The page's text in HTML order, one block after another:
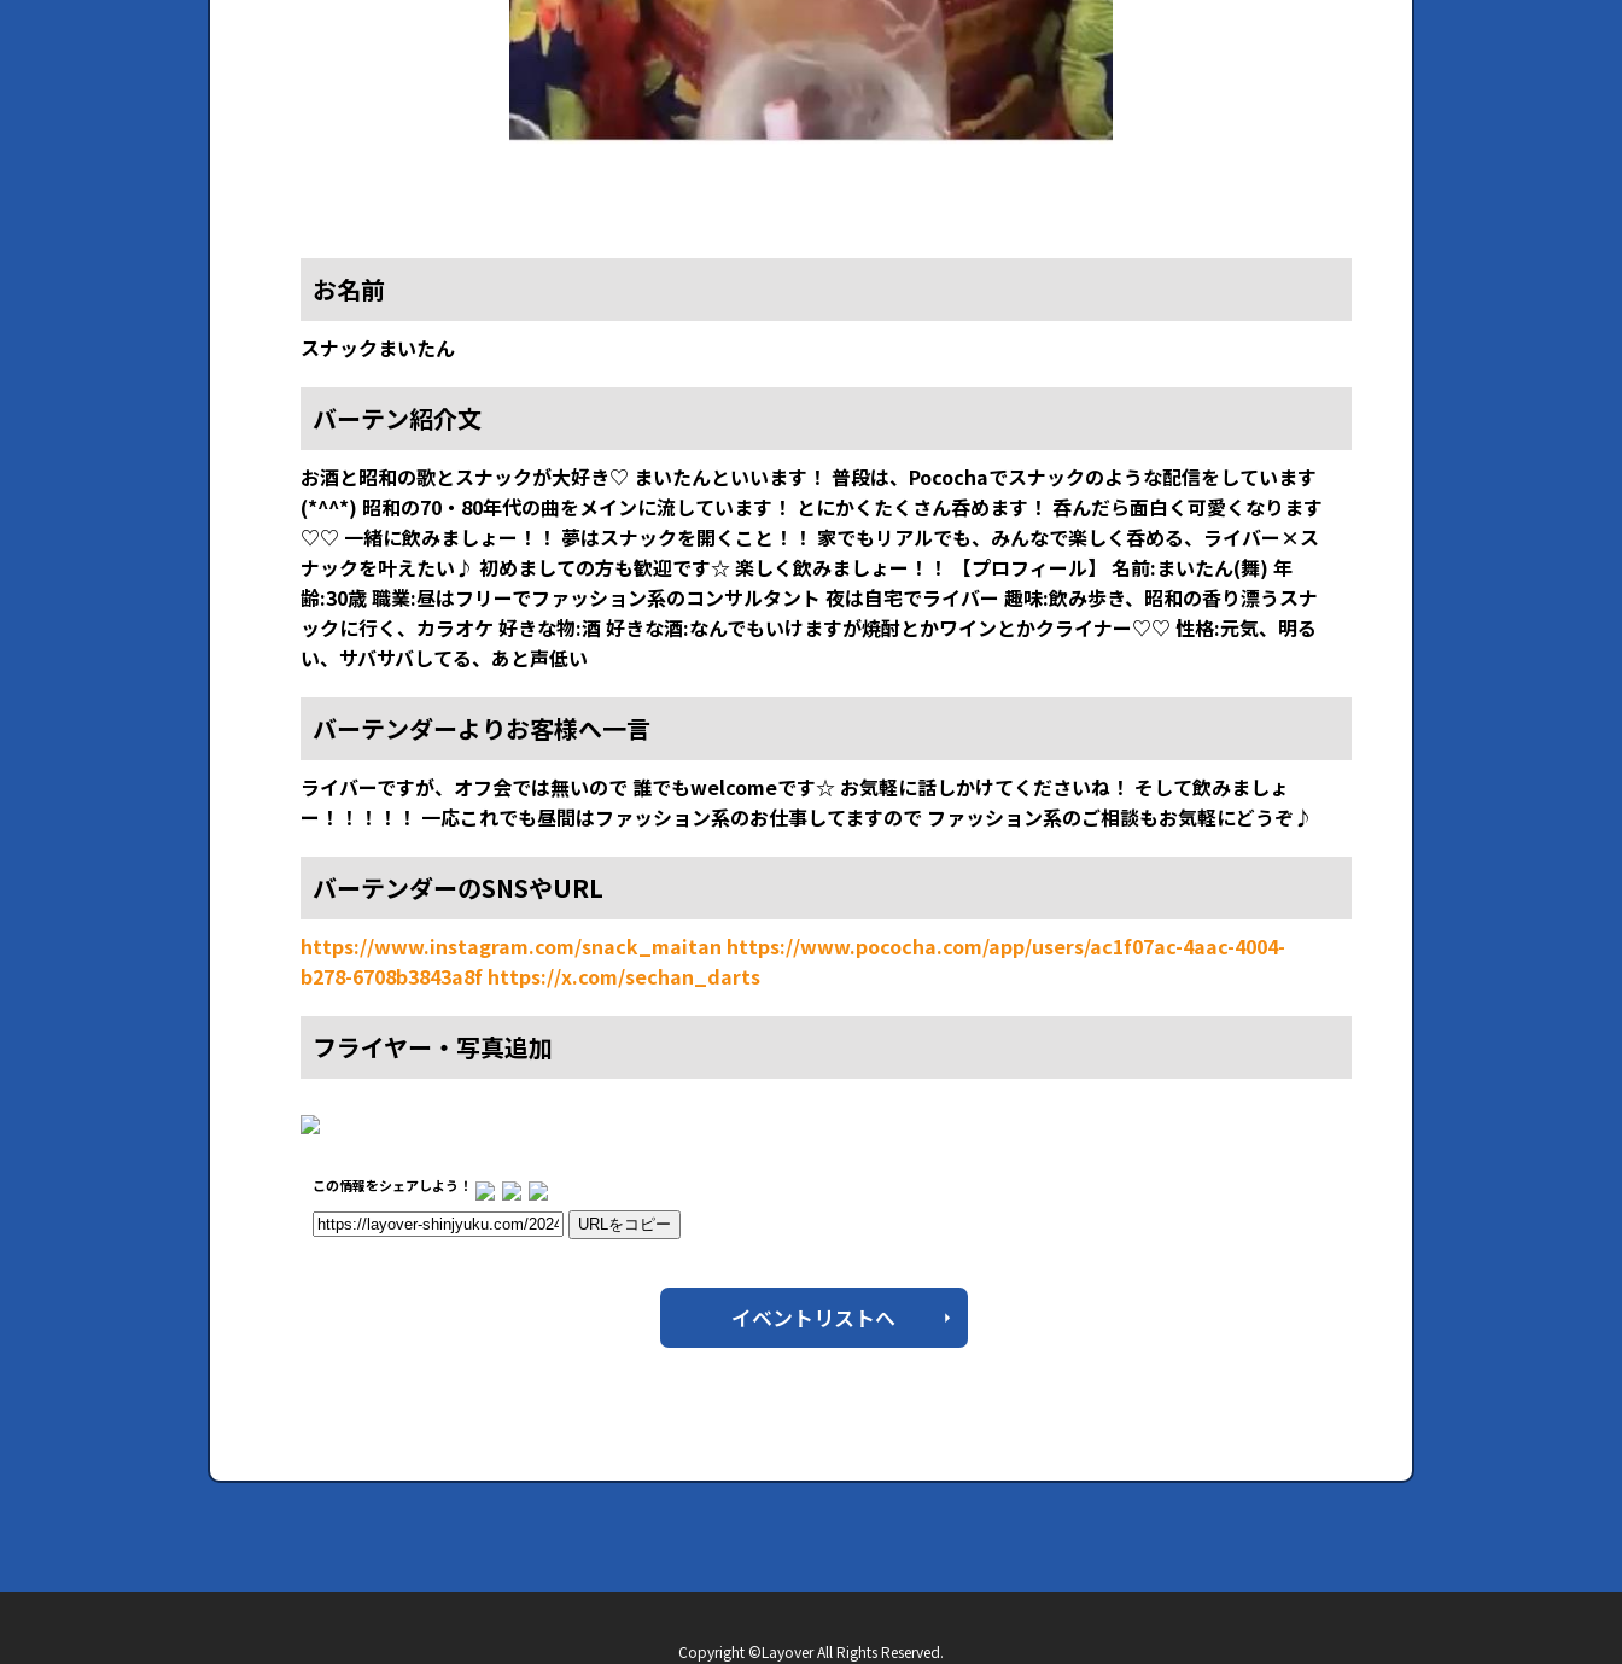
お名前
スナックまいたん
バーテン紹介文
お酒と昭和の歌とスナックが大好き♡ まいたんといいます！ 普段は、Pocochaでスナックのような配信をしています
(*^^*) 昭和の70・80年代の曲をメインに流しています！ とにかくたくさん呑めます！ 呑んだら面白く可愛くなります
♡♡ 一緒に飲みましょー！！ 夢はスナックを開くこと！！ 家でもリアルでも、みんなで楽しく呑める、ライバー×ス
ナックを叶えたい♪ 初めましての方も歓迎です☆ 楽しく飲みましょー！！ 【プロフィール】 名前:まいたん(舞) 年
齢:30歳 職業:昼はフリーでファッション系のコンサルタント 夜は自宅でライバー 趣味:飲み歩き、昭和の香り漂うスナ
ックに行く、カラオケ 好きな物:酒 好きな酒:なんでもいけますが焼酎とかワインとかクライナー♡♡ 性格:元気、明る
い、サバサバしてる、あと声低い
バーテンダーよりお客様へ一言
ライバーですが、オフ会では無いので 誰でもwelcomeです☆ お気軽に話しかけてくださいね！ そして飲みましょ
ー！！！！！ 一応これでも昼間はファッション系のお仕事してますので ファッション系のご相談もお気軽にどうぞ♪
バーテンダーのSNSやURL
https://www.instagram.com/snack_maitan https://www.pococha.com/app/users/ac1f07ac-4aac-4004-
b278-6708b3843a8f https://x.com/sechan_darts
フライヤー・写真追加
この情報をシェアしよう！
URLをコピー
イベントリストへ
Copyright ©Layover All Rights Reserved.